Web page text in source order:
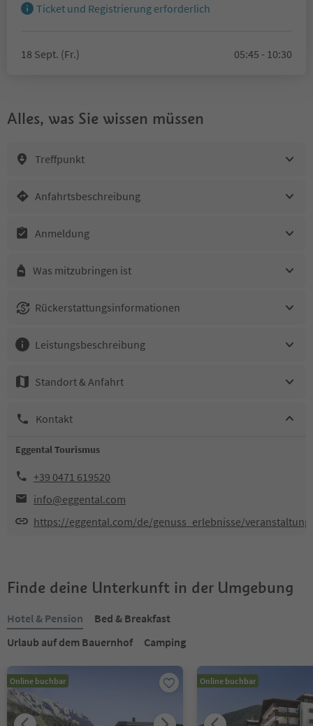
Ticket und Registrierung erforderlich
18 Sept. (Fr.) 05:45 - 10:30
Alles, was Sie wissen müssen
Treffpunkt
Anfahrtsbeschreibung
Anmeldung
Was mitzubringen ist
Rückerstattungsinformationen
Leistungsbeschreibung
Standort & Anfahrt
Kontakt
Eggental Tourismus
+39 0471 619520
info@eggental.com
https://eggental.com/de/genuss_erlebnisse/
Finde deine Unterkunft in der Umgebung
Hotel & Pension
Bed & Breakfast
Urlaub auf dem Bauernhof
Camping
Online buchbar Online buchbar